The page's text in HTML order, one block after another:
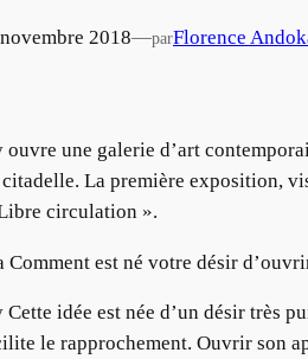
2018—parFlorence
une galerie d’art
La première exposition,
circulation ».
Comment est né votre désir
idée est née d’un désir très
le rapprochement. Ouvrir son